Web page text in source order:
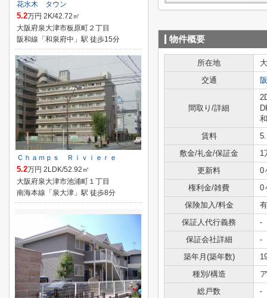
物件概要
所在地
交通
間取り/詳細
賃料
敷金/礼金/保証金
1
更新料
0
権利金/雑費
0
保険加入/料金
保証人代行義務
-
保証会社詳細
-
築年月(築年数)
種別/構造
総戸数
-
花水木 タウン
5.2万円 2K/42.72㎡
大阪府泉大津市板原町２丁目
阪和線「和泉府中」駅 徒歩15分
Ｃｈａｍｐｓ Ｒｉｖｉｅｒｅ
5.2万円 2LDK/52.92㎡
大阪府泉大津市池浦町１丁目
南海本線「泉大津」駅 徒歩8分